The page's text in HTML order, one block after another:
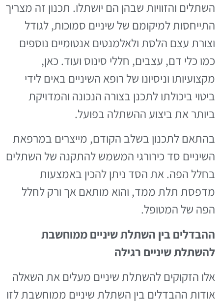
השתלים והזוויות שבהן הם יושתלו. תכנון זה מצריך
התייחסות למיקומם של שיניים סמוכות, לגודל
וצורת עצם הלסת ולאלמנטים אנטומיים נוספים
כמו כלי דם, עצבים, חללי סינוס ועוד. כאן,
מקצועיותו וניסיונו של רופא השיניים באים לידי
ביטוי ביכולתו לתכנן בצורה הנכונה והמדויקת
ביותר את ביצוע ההשתלה בפועל.
בהתאם לתכנון בשלב הקודם, מייצרים במרפאת
השיניים סד כירורגי המשמש להתקנה של השתלים
בחלל הפה. את הסד ניתן להכין באמצעות
מדפסת תלת ממד, והוא מותאם אך ורק לחלל
הפה של המטופל.
ההבדלים בין השתלת שיניים ממוחשבת
להשתלת שיניים רגילה
אלו הזקוקים להשתלת שיניים מעלים את השאלה
אודות ההבדלים בין השתלת שיניים ממוחשבת לזו